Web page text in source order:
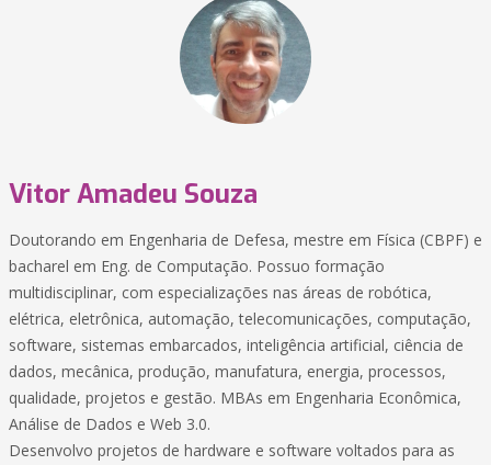
Vitor Amadeu Souza
Doutorando em Engenharia de Defesa, mestre em Física (CBPF) e
bacharel em Eng. de Computação. Possuo formação
multidisciplinar, com especializações nas áreas de robótica,
elétrica, eletrônica, automação, telecomunicações, computação,
software, sistemas embarcados, inteligência artificial, ciência de
dados, mecânica, produção, manufatura, energia, processos,
qualidade, projetos e gestão. MBAs em Engenharia Econômica,
Análise de Dados e Web 3.0.
Desenvolvo projetos de hardware e software voltados para as